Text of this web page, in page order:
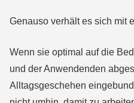
Genauso verhält es sich mit
Wenn sie optimal auf die
und der Anwendenden
Alltagsgeschehen